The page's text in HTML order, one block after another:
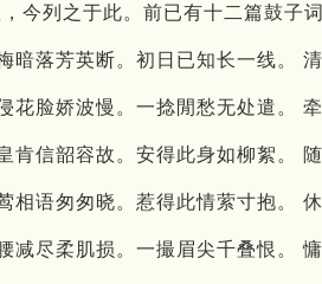
今列之于此。前已有十二篇鼓子
落芳英断。初日已知长一线。
脸娇波慢。一捻閒愁无处遣。
信韶容故。安得此身如柳絮。
语匆匆晓。惹得此情萦寸抱。
尽柔肌损。一撮眉尖千叠恨。